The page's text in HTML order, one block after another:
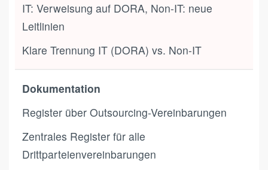
IT: Verweisung auf DORA, Non-IT: neue
Leitlinien
Klare Trennung IT (DORA) vs. Non-IT
Dokumentation
Register über Outsourcing-Vereinbarungen
Zentrales Register für alle
Drittparteienvereinbarungen